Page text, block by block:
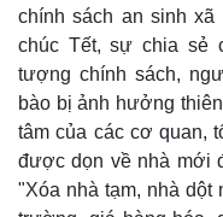
chính sách an sinh xã
chúc Tết, sự chia sẻ
tượng chính sách,
bào bị ảnh hưởng
tâm của các cơ quan,
được dọn về nhà mới
"Xóa nhà tạm, nhà dột